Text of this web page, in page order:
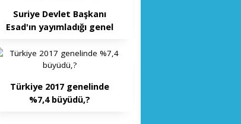
Suriye Devlet Başkanı
Esad'ın yayımladığı genel
değerlendirmeli.
Türkiye 2017 genelinde
%7,4 büyüdü,?